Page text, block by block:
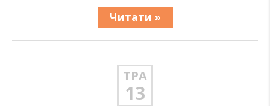
Читати »
ТРА
13